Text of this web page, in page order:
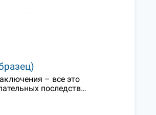
– все это
последств…